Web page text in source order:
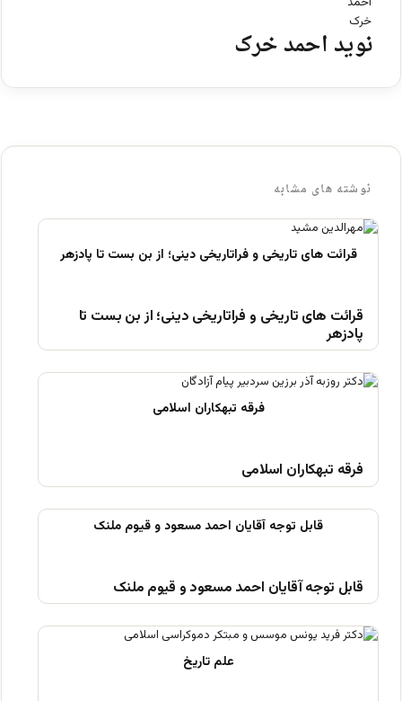
نوید احمد خرک
نوشته های مشابه
قرائت های تاریخی و فراتاریخی دینی؛ از بن بست تا
پادزهر
فرقه تبهکاران اسلامی
قابل توجه آقایان احمد مسعود و قیوم ملنک